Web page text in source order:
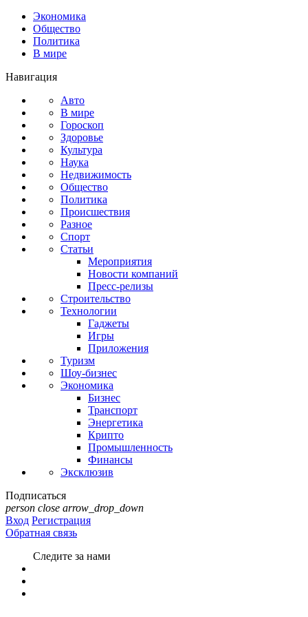
Экономика
Общество
Политика
В мире
Навигация
Авто
В мире
Гороскоп
Здоровье
Культура
Наука
Недвижимость
Общество
Политика
Происшествия
Разное
Спорт
Статьи
Мероприятия
Новости компаний
Пресс-релизы
Строительство
Технологии
Гаджеты
Игры
Приложения
Туризм
Шоу-бизнес
Экономика
Бизнес
Транспорт
Энергетика
Крипто
Промышленность
Финансы
Эксклюзив
Подписаться
person close arrow_drop_down
Вход Регистрация
Обратная связь
Следите за нами